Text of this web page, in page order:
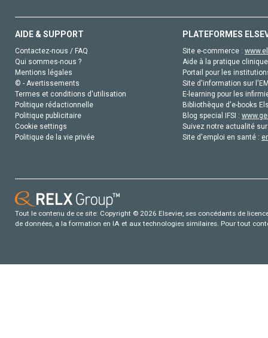
AIDE & SUPPORT
Contactez-nous / FAQ
Qui sommes-nous ?
Mentions légales
© - Avertissements
Termes et conditions d'utilisation
Politique rédactionnelle
Politique publicitaire
Cookie settings
Politique de la vie privée
PLATEFORMES
Site e-commerce :
Aide à la pratique
Portail pour les
Site d'information sur
E-learning pour les
Bibliothèque d'e-books
Blog special IFSI :
Suivez notre actualité
Site d'emploi en santé :
Tout le contenu de ce site: Copyright © 2026 Elsevier, ses concédants de
de données, a la formation en IA et aux technologies similaires. Pour tout